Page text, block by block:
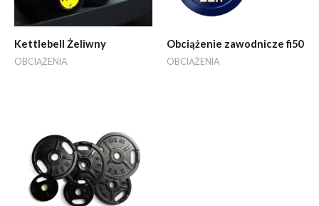
Kettlebell Żeliwny
OBCIĄŻENIA
Obciążenie zawodnicze fi50
OBCIĄŻENIA